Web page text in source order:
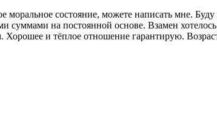
состояние, можете написать мне. Буду
суммами на постоянной основе. Взамен
и тёплое отношение гарантирую.